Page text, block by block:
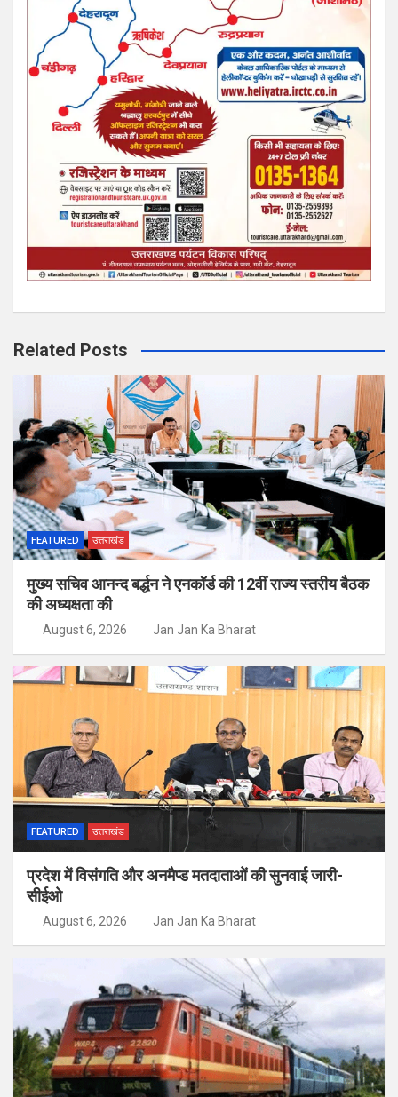
Related Posts
FEATURED उत्तराखंड
मुख्य सचिव आनन्द बर्द्धन ने एनकॉर्ड की 12वीं राज्य स्तरीय बैठक
की अध्यक्षता की
August 6, 2026 Jan Jan Ka Bharat
FEATURED उत्तराखंड
प्रदेश में विसंगति और अनमैप्ड मतदाताओं की सुनवाई जारी-
सीईओ
August 6, 2026 Jan Jan Ka Bharat